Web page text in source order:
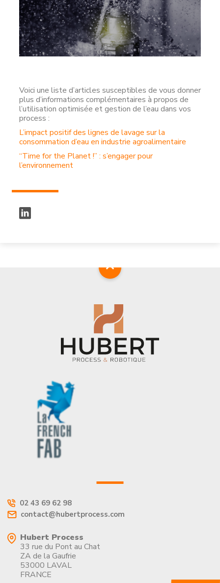
Voici une liste d’articles susceptibles de vous donner
plus d’informations complémentaires à propos de
l’utilisation optimisée et gestion de l’eau dans vos
process :
L’impact positif des lignes de lavage sur la
consommation d’eau en industrie agroalimentaire
“Time for the Planet !” : s’engager pour
l’environnement
02 43 69 62 98
contact@hubertprocess.com
Hubert Process
33 rue du Pont au Chat
ZA de la Gaufrie
53000 LAVAL
FRANCE